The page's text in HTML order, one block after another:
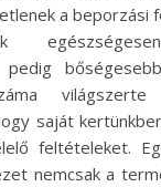
a beporzási
pedig
saját
feltételeket.
nemcsak a